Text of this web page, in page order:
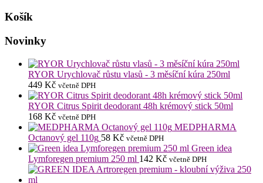
Košík
Novinky
RYOR Urychlovač růstu vlasů - 3 měsíční kúra 250ml
449 Kč včetně DPH
RYOR Citrus Spirit deodorant 48h krémový stick 50ml
168 Kč včetně DPH
MEDPHARMA
Octanový gel 110g 58 Kč včetně DPH
Green idea
Lymforegen premium 250 ml 142 Kč včetně DPH